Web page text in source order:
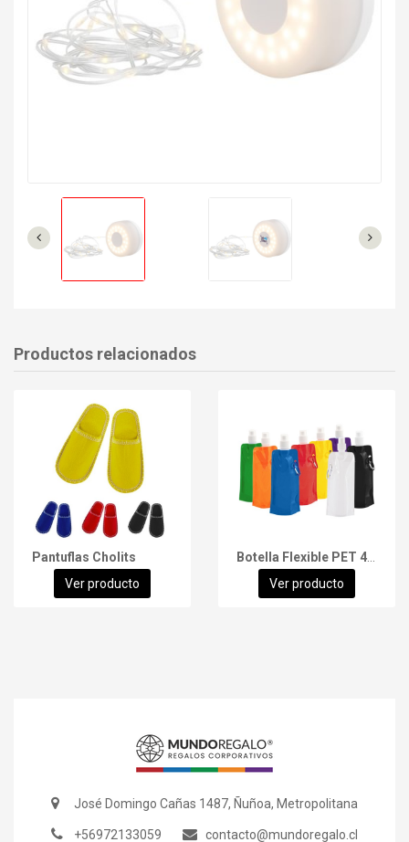
Productos relacionados
Pantuflas Cholits
Ver producto
Ver producto
José Domingo Cañas 1487, Ñuñoa, Metropolitana
+56972133059 contacto@mundoregalo.cl